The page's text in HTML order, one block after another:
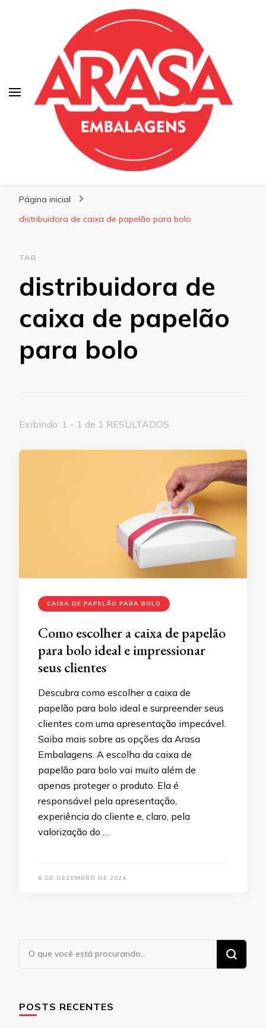
pizzas, doces e salgados. Tudo para seu
comércio com a qualidade Arasa. Leia nossos
Página inicial
distribuidora de caixa de papelão para bolo
TAG
distribuidora de
caixa de papelão
para bolo
Exibindo: 1 - 1 de 1 RESULTADOS
CAIXA DE PAPELÃO PARA BOLO
Como escolher a caixa de papelão
para bolo ideal e impressionar
seus clientes
Descubra como escolher a caixa de
papelão para bolo ideal e surpreender seus
clientes com uma apresentação impecável.
Saiba mais sobre as opções da Arasa
Embalagens. A escolha da caixa de
papelão para bolo vai muito além de
apenas proteger o produto. Ela é
responsável pela apresentação,
experiência do cliente e, claro, pela
valorização do …
6 DE DEZEMBRO DE 2024
Procurando
algo?
POSTS RECENTES